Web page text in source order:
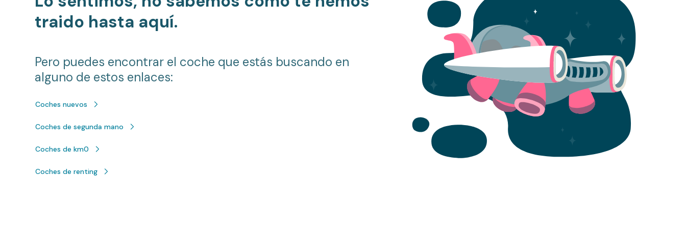
traido hasta aquí.
Pero puedes encontrar el coche que estás buscando en
alguno de estos enlaces:
Coches nuevos
Coches de segunda mano
Coches de km0
Coches de renting